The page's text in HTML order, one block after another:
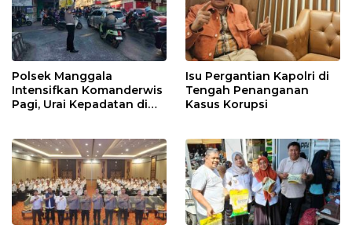
Polsek Manggala
Intensifkan Komanderwis
Pagi, Urai Kepadatan di
Isu Pergantian Kapolri di
Tengah Penanganan
Kasus Korupsi